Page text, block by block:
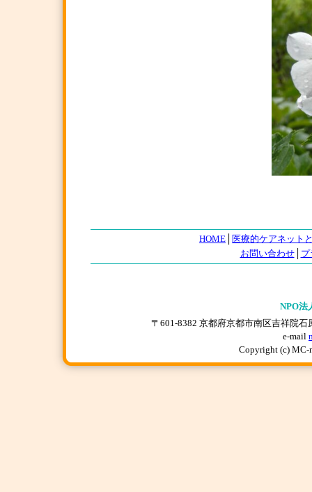
HOME
医療的ケアネット
お問い合わせ│ プ
NPO法
〒601-8382 京都府京都市南区吉祥院石
e-mail
Copyright (c) MC-